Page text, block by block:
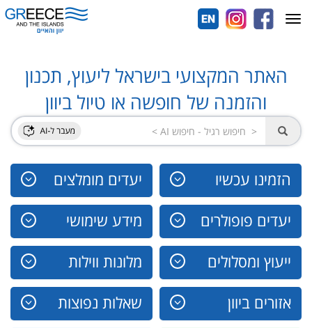
האתר המקצועי בישראל ליעוץ, תכנון
והזמנה של חופשה או טיול ביוון
הזמינו עכשיו יעדים מומלצים
יעדים פופולרים מידע שימושי
ייעוץ ומסלולים מלונות ווילות
אזורים ביוון שאלות נפוצות
Toggle
navigation